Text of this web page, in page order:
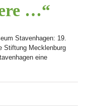
…“
Stavenhagen: 19.
Stiftung Mecklenburg
eine